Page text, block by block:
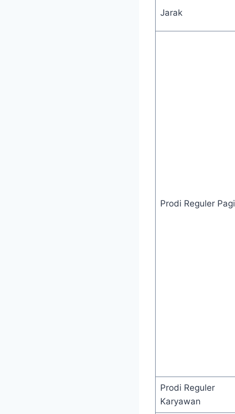
Jarak
Prodi Reguler Pagi
Prodi Reguler
Karyawan